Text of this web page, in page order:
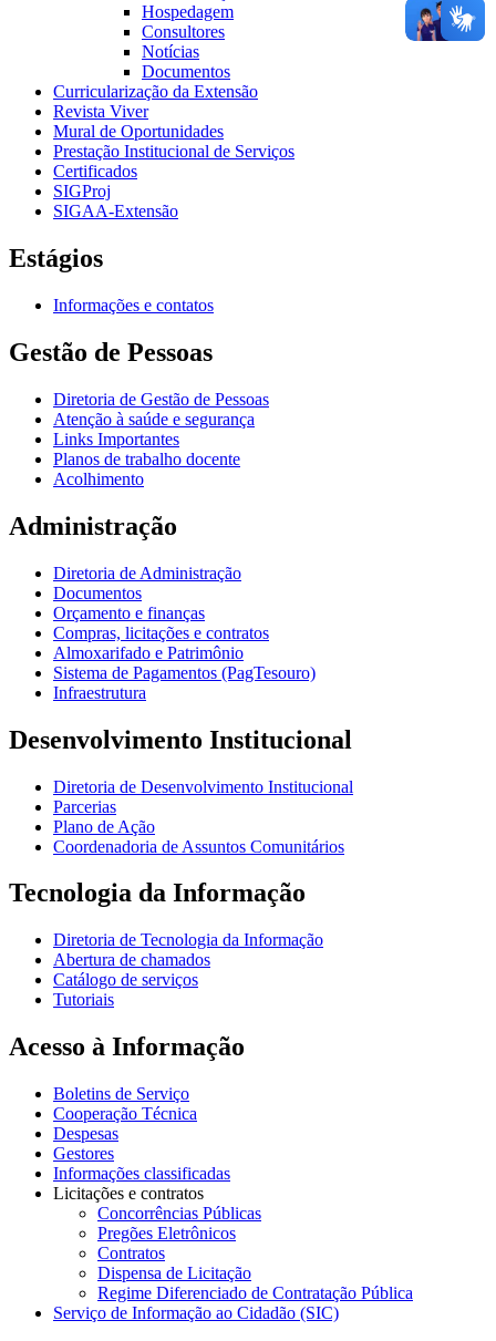
Hospedagem
Consultores
Notícias
Documentos
Curricularização da Extensão
Revista Viver
Mural de Oportunidades
Prestação Institucional de Serviços
Certificados
SIGProj
SIGAA-Extensão
Estágios
Informações e contatos
Gestão de Pessoas
Diretoria de Gestão de Pessoas
Atenção à saúde e segurança
Links Importantes
Planos de trabalho docente
Acolhimento
Administração
Diretoria de Administração
Documentos
Orçamento e finanças
Compras, licitações e contratos
Almoxarifado e Patrimônio
Sistema de Pagamentos (PagTesouro)
Infraestrutura
Desenvolvimento Institucional
Diretoria de Desenvolvimento Institucional
Parcerias
Plano de Ação
Coordenadoria de Assuntos Comunitários
Tecnologia da Informação
Diretoria de Tecnologia da Informação
Abertura de chamados
Catálogo de serviços
Tutoriais
Acesso à Informação
Boletins de Serviço
Cooperação Técnica
Despesas
Gestores
Informações classificadas
Licitações e contratos
Concorrências Públicas
Pregões Eletrônicos
Contratos
Dispensa de Licitação
Regime Diferenciado de Contratação Pública
Serviço de Informação ao Cidadão (SIC)